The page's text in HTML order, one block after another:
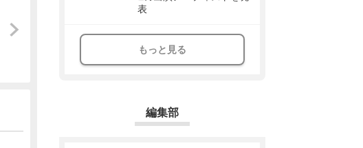
表
もっと見る
編集部